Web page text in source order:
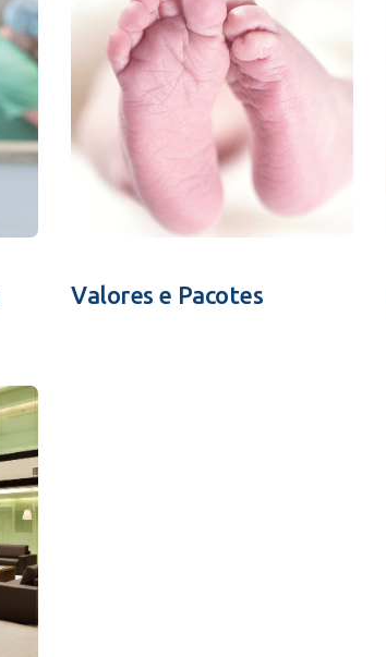
Valores e Pacotes